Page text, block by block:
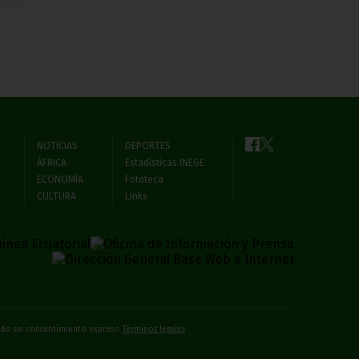
NOTICIAS
ÁFRICA
ECONOMÍA
CULTURA
DEPORTES
Estadísticas INEGE
Fototeca
Links
sin consentimiento expreso Términos legales